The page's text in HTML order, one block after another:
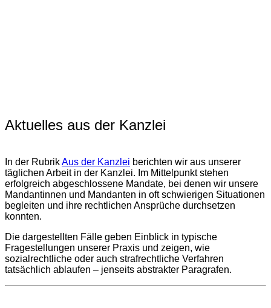
Aktuelles aus der Kanzlei
In der RubrikAus der Kanzlei berichten wir aus unserer
täglichen Arbeit in der Kanzlei. Im Mittelpunkt stehen
erfolgreich abgeschlossene Mandate, bei denen wir unsere
Mandantinnen und Mandanten in oft schwierigen Situationen
begleiten und ihre rechtlichen Ansprüche durchsetzen
konnten.
Die dargestellten Fälle geben Einblick in typische
Fragestellungen unserer Praxis und zeigen, wie
sozialrechtliche oder auch strafrechtliche Verfahren
tatsächlich ablaufen – jenseits abstrakter Paragrafen.